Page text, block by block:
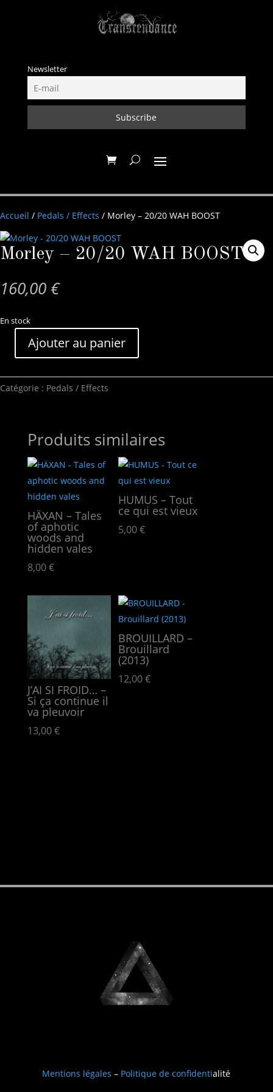
Newsletter
Accueil / Pedals / Effects / Morley – 20/20 WAH BOOST
Morley – 20/20 WAH BOOST
160,00 €
En stock
quantité
Morley
-
Ajouter au panier
Catégorie : Pedals / Effects
Produits similaires
HÄXAN – Tales
of aphotic
woods and
hidden vales
8,00€
HUMUS – Tout
ce qui est vieux
5,00€
J’AI SI FROID… –
Si ça continue il
va pleuvoir
13,00€
BROUILLARD –
Brouillard
(2013)
12,00€
Mentions légales – Politique de confidentialité